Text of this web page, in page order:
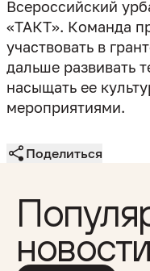
Всероссийский
«ТАКТ». Команда
участвовать в
дальше развивать
насыщать ее
мероприятиями.
Поделиться
новости